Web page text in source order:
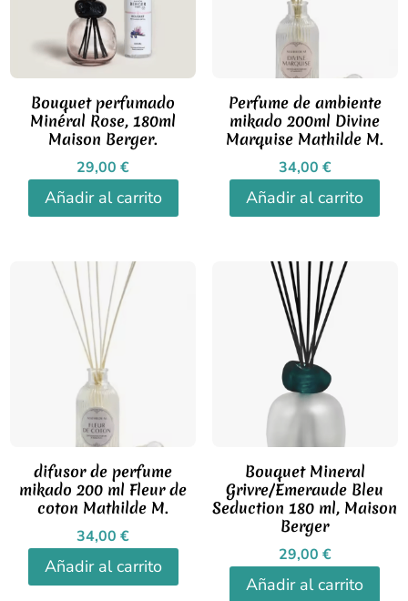
Bouquet perfumado
Minéral Rose, 180ml
Maison Berger.
29,00€
Añadir al carrito
Perfume de ambiente
mikado 200ml Divine
Marquise Mathilde M.
34,00 €
Añadir al carrito
difusor de perfume
mikado 200 ml Fleur de
coton Mathilde M.
34,00€
Añadir al carrito
Bouquet Mineral
Grivre/Emeraude Bleu
Seduction 180 ml, Maison
Berger
29,00 €
Añadir al carrito